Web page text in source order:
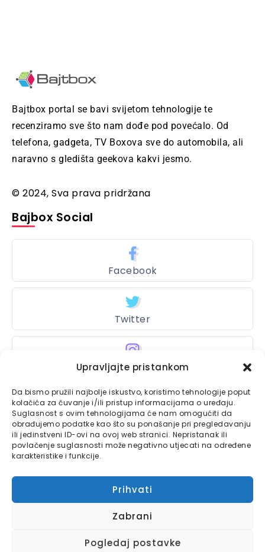
Upravljajte pristankom
Da bismo pružili najbolje iskustvo, koristimo tehnologije poput
kolačića za čuvanje i/ili pristup informacijama o uređaju.
Suglasnost s ovim tehnologijama će nam omogućiti da
obrađujemo podatke kao što su ponašanje pri pregledavanju
ili jedinstveni ID-ovi na ovoj web stranici. Nepristanak ili
povlačenje suglasnosti može negativno utjecati na određene
karakteristike i funkcije.
Prihvati
Zabrani
Pogledaj postavke
Bajtbox portal se bavi svijetom tehnologije te
recenziramo sve što nam dođe pod povećalo. Od
telefona, gadgeta, TV Boxova sve do automobila, ali
naravno s gledišta geekova kakvi jesmo.
© 2024, Sva prava pridržana
Bajbox Social
Facebook
Twitter
Instagram
Bajtbox
Linkovi
Kontaktirajte nas
Impressum
Bajtbox koristi
usluge.